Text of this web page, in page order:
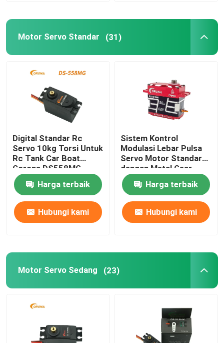
Motor Servo Standar (31)
Digital Standar Rc
Servo 10kg Torsi Untuk
Rc Tank Car Boat
Corona DS558MG
Harga terbaik
Hubungi kami
Sistem Kontrol
Modulasi Lebar Pulsa
Servo Motor Standar
dengan Metal Gear
Harga terbaik
Hubungi kami
Motor Servo Sedang (23)